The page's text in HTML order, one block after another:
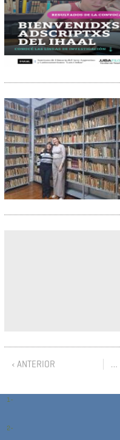
‹ ANTERIOR …